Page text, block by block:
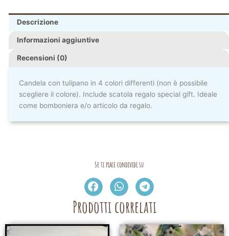
Descrizione
Informazioni aggiuntive
Recensioni (0)
Candela con tulipano in 4 colori differenti (non è possibile
scegliere il colore). Include scatola regalo special gift. Ideale
come bomboniera e/o articolo da regalo.
Se ti piace condividi su
Prodotti correlati